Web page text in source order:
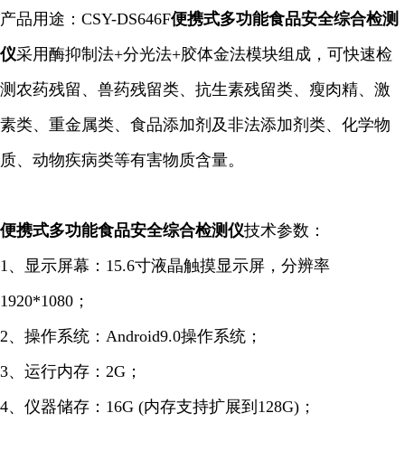
产品用途：CSY-DS646F便携式多功能食品安全综合检测
仪采用酶抑制法+分光法+胶体金法模块组成，可快速检
测农药残留、兽药残留类、抗生素残留类、瘦肉精、激
素类、重金属类、食品添加剂及非法添加剂类、化学物
质、动物疾病类等有害物质含量。
便携式多功能食品安全综合检测仪技术参数：
1、显示屏幕：15.6寸液晶触摸显示屏，分辨率
1920*1080；
2、操作系统：Android9.0操作系统；
3、运行内存：2G；
4、仪器储存：16G (内存支持扩展到128G)；